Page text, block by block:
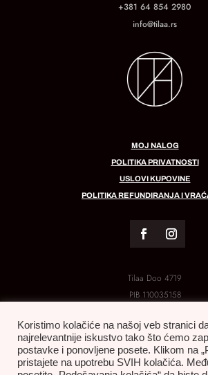
+381 64 854 2980
info@tilaa.rs
MOJ NALOG
POLITIKA PRIVATNOSTI
USLOVI KUPOVINE
POLITIKA REFUNDIRANJA I
Tilaa Doo 4719
PIB 110035158
Koristimo kolačiće na našoj veb stranici
najrelevantnije iskustvo tako što ćemo
postavke i ponovljene posete. Klikom na
pristajete na upotrebu SVIH kolačića.